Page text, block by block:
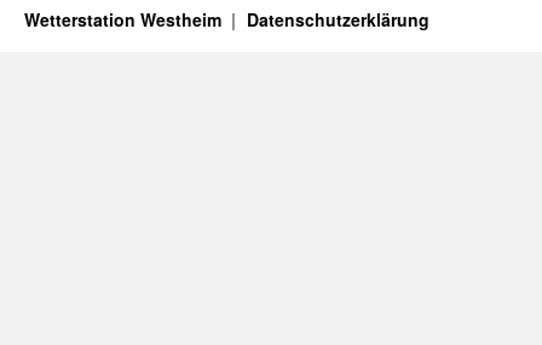
Wetterstation Westheim Datenschutzerklärung